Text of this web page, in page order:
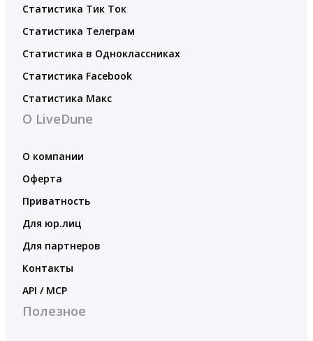
Статистика Тик Ток
Статистика Телеграм
Статистика в Одноклассниках
Статистика Facebook
Статистика Макс
О LiveDune
О компании
Оферта
Приватность
Для юр.лиц
Для партнеров
Контакты
API / MCP
Полезное